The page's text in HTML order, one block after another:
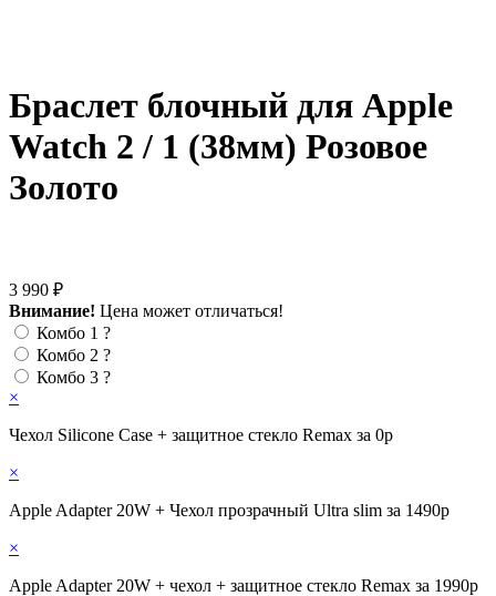
Браслет блочный для Apple
Watch 2 / 1 (38мм) Розовое
Золото
3 990 ₽
Внимание! Цена может отличаться!
Комбо 1 ?
Комбо 2 ?
Комбо 3 ?
×
Чехол Silicone Case + защитное стекло Remax за 0р
×
Apple Adapter 20W + Чехол прозрачный Ultra slim за 1490р
×
Apple Adapter 20W + чехол + защитное стекло Remax за 1990р